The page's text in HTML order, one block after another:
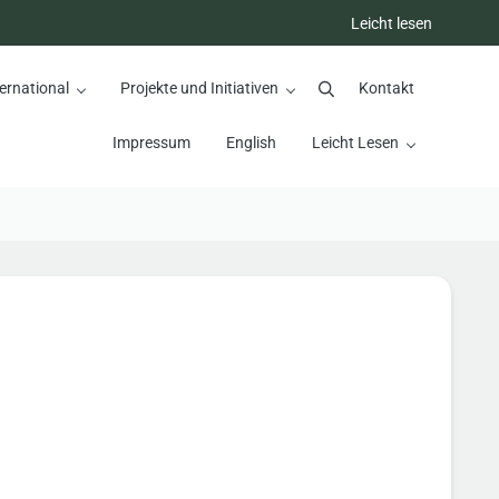
Leicht lesen
Projekte und Initiativen SuchenKontakt
Impressum English Leicht Lesen